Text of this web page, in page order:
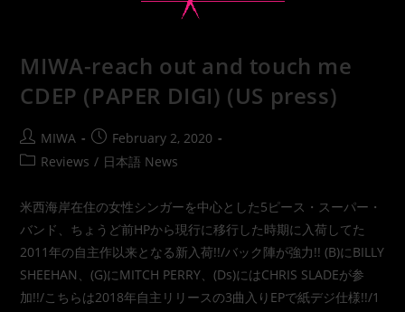
MIWA-reach out and touch me
CDEP (PAPER DIGI) (US press)
MIWA
February 2, 2020
Reviews / 日本語 News
米西海岸在住の女性シンガーを中心とした5ピース・スーパー・
バンド、ちょうど前HPから現行に移行した時期に入荷してた
2011年の自主作以来となる新入荷!!/バック陣が強力!! (B)にBILLY
SHEEHAN、(G)にMITCH PERRY、(Ds)にはCHRIS SLADEが参
加!!/こちらは2018年自主リリースの3曲入りEPで紙デジ仕様!!/1